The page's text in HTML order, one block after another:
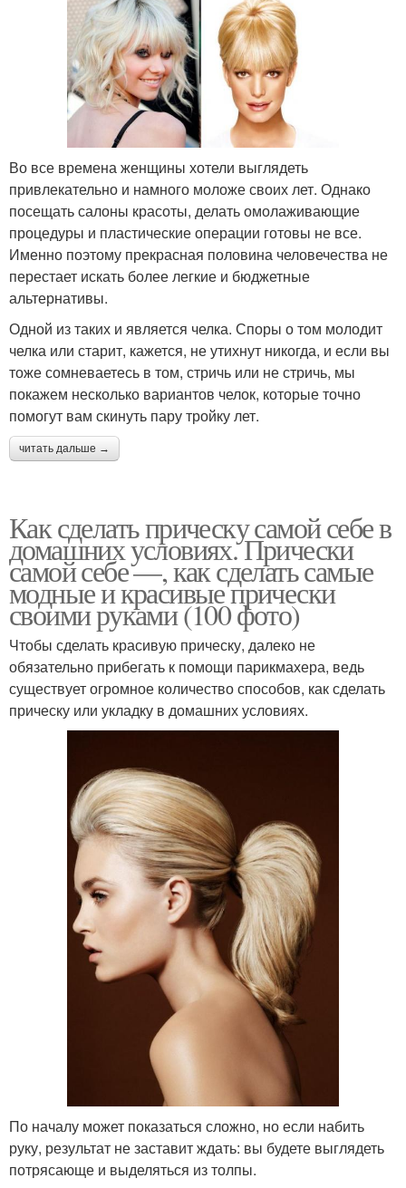
Во все времена женщины хотели выглядеть
привлекательно и намного моложе своих лет. Однако
посещать салоны красоты, делать омолаживающие
процедуры и пластические операции готовы не все.
Именно поэтому прекрасная половина человечества не
перестает искать более легкие и бюджетные
альтернативы.
Одной из таких и является челка. Споры о том молодит
челка или старит, кажется, не утихнут никогда, и если вы
тоже сомневаетесь в том, стричь или не стричь, мы
покажем несколько вариантов челок, которые точно
помогут вам скинуть пару тройку лет.
читать дальше →
Как сделать прическу самой себе в
домашних условиях. Прически
самой себе —, как сделать самые
модные и красивые прически
своими руками (100 фото)
Чтобы сделать красивую прическу, далеко не
обязательно прибегать к помощи парикмахера, ведь
существует огромное количество способов, как сделать
прическу или укладку в домашних условиях.
По началу может показаться сложно, но если набить
руку, результат не заставит ждать: вы будете выглядеть
потрясающе и выделяться из толпы.